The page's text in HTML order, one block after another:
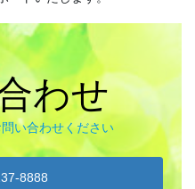
わせ
い合わせください
8888